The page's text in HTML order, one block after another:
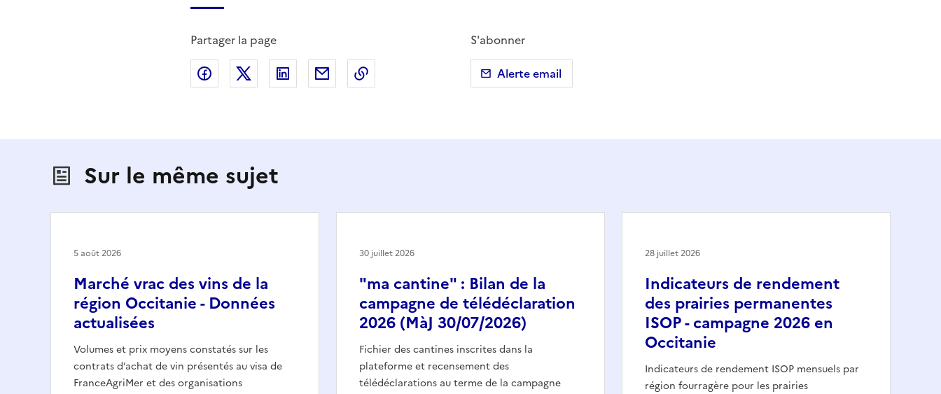
Partager la page
Partager sur Facebook
Partager sur X (anciennement Twitter)
Partager sur LinkedIn
Partager par emailCopier dans le presse-papier
S'abonner
Alerte email
Sur le même sujet
Marché vrac des vins de la
région Occitanie - Données
actualisées
Volumes et prix moyens constatés sur les
contrats d’achat de vin présentés au visa de
FranceAgriMer et des organisations
5 août 2026
"ma cantine" : Bilan de la
campagne de télédéclaration
2026 (MàJ 30/07/2026)
Fichier des cantines inscrites dans la
plateforme et recensement des
télédéclarations au terme de la campagne
30 juillet 2026
Indicateurs de rendement
des prairies permanentes
ISOP - campagne 2026 en
Occitanie
Indicateurs de rendement ISOP mensuels par
région fourragère pour les prairies
28 juillet 2026